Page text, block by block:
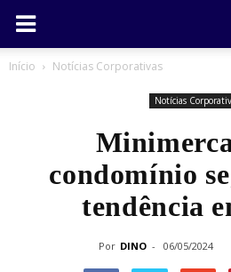
Início Notícias Corporativas
Notícias
condomínio
tendência
Por DINO - 06/05/2024